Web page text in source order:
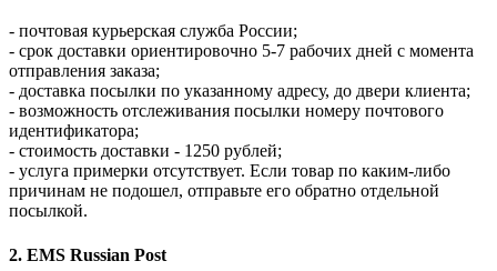
- почтовая курьерская служба России;
- срок доставки ориентировочно 5-7 рабочих дней с момента
отправления заказа;
- доставка посылки по указанному адресу, до двери клиента;
- возможность отслеживания посылки номеру почтового
идентификатора;
- стоимость доставки - 1250 рублей;
- услуга примерки отсутствует. Если товар по каким-либо
причинам не подошел, отправьте его обратно отдельной
посылкой.
2. EMS Russian Post